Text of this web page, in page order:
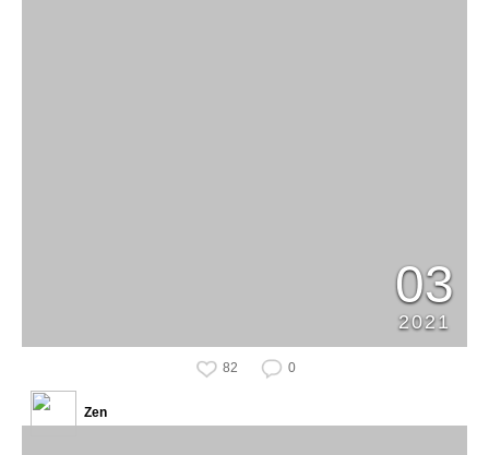
03
2021
82 0
Zen